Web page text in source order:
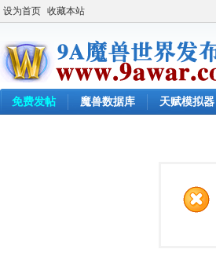
设为首页 收藏本站
免费发帖 魔兽数据库 天赋模拟器